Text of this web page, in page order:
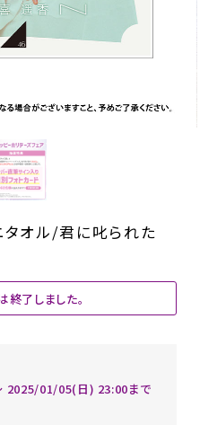
タオル/君に叱られた
終了しました。
2025/01/05(日) 23:00まで